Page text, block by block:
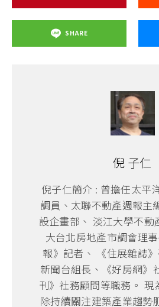
SHARE
倪 子仁
倪子仁簡介 : 曾擔任太平
調員、太聯不動產週報主
設企畫部、 淡江大學不動
大台北房地產市調會理
報》記者、 《住展雜誌
新聞台組長、《好房網》
刊》社務顧問等職務。 現
除持續關注建築產業趨勢